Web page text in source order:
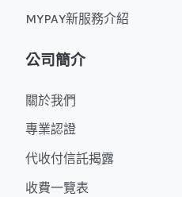
MYPAY新服務介紹
公司簡介
關於我們
專業認證
代收付信託揭露
收費一覽表